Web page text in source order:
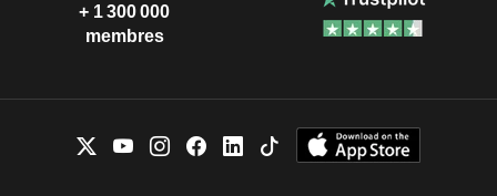
+ 1 300 000
membres